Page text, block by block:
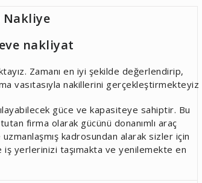
Nakliye
nakliyat
Zamanı en iyi şekilde değerlendirip,
vasıtasıyla nakillerini gerçekleştirmekteyiz
güce ve kapasiteye sahiptir. Bu
firma olarak gücünü donanımlı araç
kadrosundan alarak sizler için
iş yerlerinizi taşımakta ve yenilemekte en